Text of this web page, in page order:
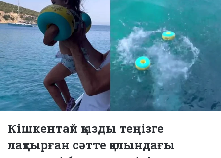
Кішкентай қызды теңізге
лақтырған сәтте қолындағы